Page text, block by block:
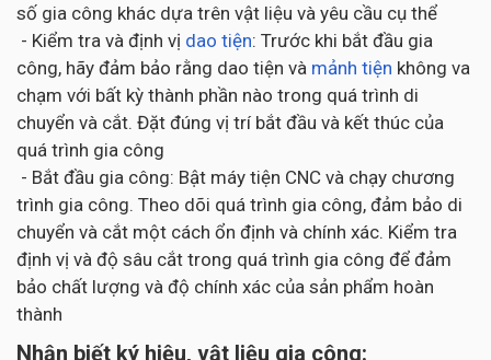
số gia công khác dựa trên vật liệu và yêu cầu cụ thể
- Kiểm tra và định vị dao tiện: Trước khi bắt đầu gia
công, hãy đảm bảo rằng dao tiện và mảnh tiện không va
chạm với bất kỳ thành phần nào trong quá trình di
chuyển và cắt. Đặt đúng vị trí bắt đầu và kết thúc của
quá trình gia công
- Bắt đầu gia công: Bật máy tiện CNC và chạy chương
trình gia công. Theo dõi quá trình gia công, đảm bảo di
chuyển và cắt một cách ổn định và chính xác. Kiểm tra
định vị và độ sâu cắt trong quá trình gia công để đảm
bảo chất lượng và độ chính xác của sản phẩm hoàn
thành
Nhận biết ký hiệu, vật liệu gia công: